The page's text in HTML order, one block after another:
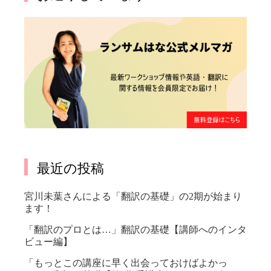
最近の投稿
宮川未葉さんによる「翻訳の基礎」の2期が始まり
ます！
「翻訳のプロとは…」翻訳の基礎【講師へのインタ
ビュー編】
「もっとこの講座に早く出会っておけばよかっ